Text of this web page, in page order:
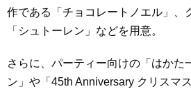
作である「チョコレートノエル」、
「シュトーレン」などを用意。
さらに、パーティー向けの「はかた
ン」や「45th Anniversary クリスマ